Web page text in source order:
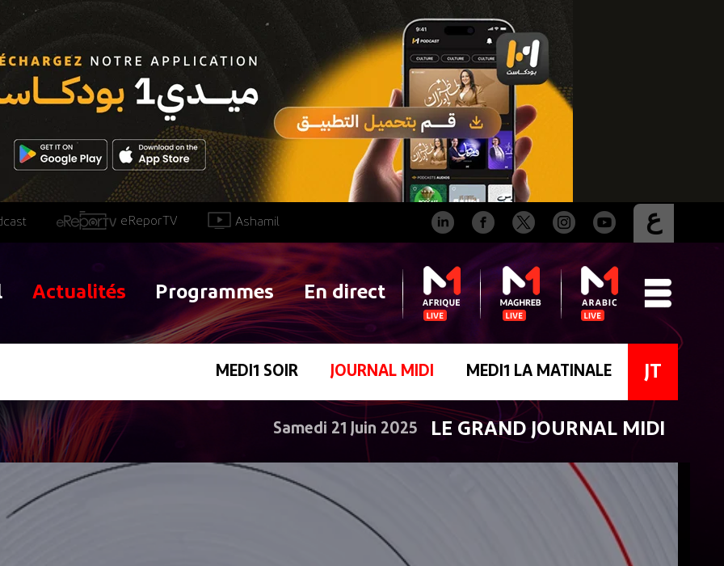
ع Ashamil
eReporTV
En direct
Programmes
Actualités
MEDI1 SOIR JOURNAL MIDI MEDI1 LA MATINALE JT
Samedi 21 Juin 2025 LE GRAND JOURNAL MIDI